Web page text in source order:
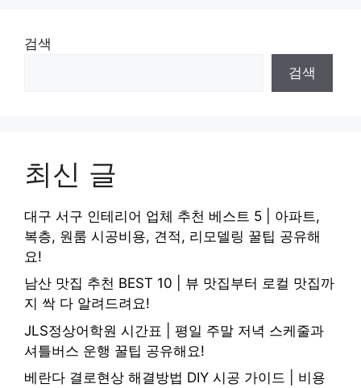
검색
검색
최신 글
대구 서구 인테리어 업체 추천 베스트 5 | 아파트,
복층, 원룸 시공비용, 견적, 리모델링 꿀팁 공유해
요!
남산 맛집 추천 BEST 10 | 뷰 맛집부터 로컬 맛집까
지 싹 다 알려드려요!
JLS정상어학원 시간표 | 평일 주말 저녁 스케줄과
셔틀버스 운행 꿀팁 공유해요!
베란다 결로현상 해결방법 DIY 시공 가이드 | 비용